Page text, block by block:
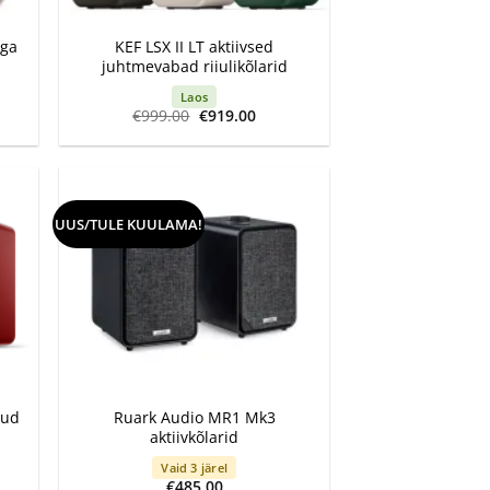
KEF LSX II LT aktiivsed
juhtmevabad riiulikõlarid
Laos
€999.00 Algne
oli:
€919.00Current
is:
UUS/TULE KUULAMA!
Ruark Audio MR1 Mk3
aktiivkõlarid
Vaid 3 järel
€485.00